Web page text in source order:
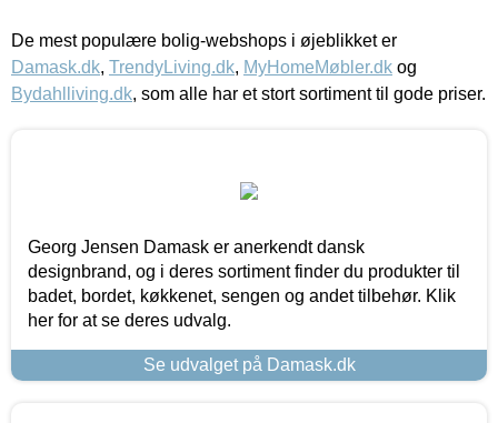
De mest populære bolig-webshops i øjeblikket er
Damask.dk, TrendyLiving.dk, MyHomeMøbler.dk og
Bydahlliving.dk, som alle har et stort sortiment til gode priser.
Georg Jensen Damask er anerkendt dansk
designbrand, og i deres sortiment finder du produkter til
badet, bordet, køkkenet, sengen og andet tilbehør. Klik
her for at se deres udvalg.
Se udvalget på Damask.dk